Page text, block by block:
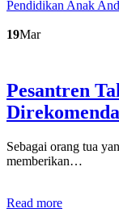
19Mar
Pesantren
Sebagai orang tua
memberikan…
Read more